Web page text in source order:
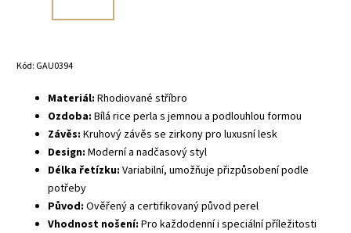
Kód: GAU0394
Materiál: Rhodiované stříbro
Ozdoba: Bílá rice perla s jemnou a podlouhlou formou
Závěs: Kruhový závěs se zirkony pro luxusní lesk
Design: Moderní a nadčasový styl
Délka řetízku: Variabilní, umožňuje přizpůsobení podle
potřeby
Původ: Ověřený a certifikovaný původ perel
Vhodnost nošení: Pro každodenní i speciální příležitosti